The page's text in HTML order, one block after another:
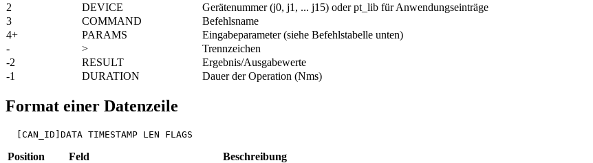
2
DEVICE
Gerätenummer (j0, j1, ... j15) oder pt_lib für Anwendungseinträge
3
COMMAND
Befehlsname
4+
PARAMS
Eingabeparameter (siehe Befehlstabelle unten)
-
>
Trennzeichen
-2
RESULT
Ergebnis/Ausgabewerte
-1
DURATION Dauer der Operation (Nms)
Format einer Datenzeile
  [CAN_ID]DATA TIMESTAMP LEN FLAGS
Position Feld
Beschreibung